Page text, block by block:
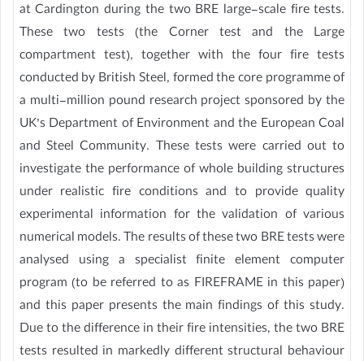
at Cardington during the two BRE large-scale fire tests.
These two tests (the Corner test and the Large
compartment test), together with the four fire tests
conducted by British Steel, formed the core programme of
a multi-million pound research project sponsored by the
UK’s Department of Environment and the European Coal
and Steel Community. These tests were carried out to
investigate the performance of whole building structures
under realistic fire conditions and to provide quality
experimental information for the validation of various
numerical models. The results of these two BRE tests were
analysed using a specialist finite element computer
program (to be referred to as FIREFRAME in this paper)
and this paper presents the main findings of this study.
Due to the difference in their fire intensities, the two BRE
tests resulted in markedly different structural behaviour